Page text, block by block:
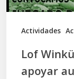
Actividades
Juzgado
Lof
apoyar